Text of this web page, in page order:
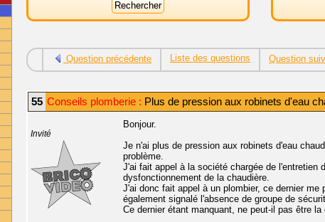
Question précédente Liste des questions Question
55 Conseils plomberie : Plus de pression aux robinets d'eau
Invité
Bonjour.
Je n'ai plus de pression aux robinets d'eau
problème.
J'ai fait appel à la société chargée de l'entretien
dysfonctionnement de la chaudière.
J'ai donc fait appel à un plombier, ce dernier
également signalé l'absence de groupe de
Ce dernier étant manquant, ne peut-il pas être